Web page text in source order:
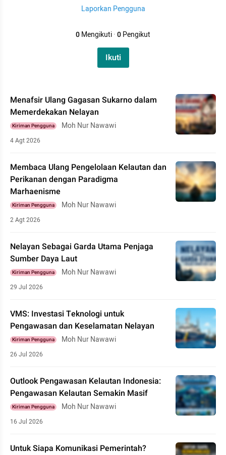
Laporkan Pengguna
0Mengikuti·0Pengikut
Ikuti
Menafsir Ulang Gagasan Sukarno dalam
Memerdekakan Nelayan
Kiriman Pengguna Moh Nur Nawawi
4 Agt 2026
Membaca Ulang Pengelolaan Kelautan dan
Perikanan dengan Paradigma
Marhaenisme
Kiriman Pengguna Moh Nur Nawawi
2 Agt 2026
Nelayan Sebagai Garda Utama Penjaga
Sumber Daya Laut
Kiriman Pengguna Moh Nur Nawawi
29 Jul 2026
VMS: Investasi Teknologi untuk
Pengawasan dan Keselamatan Nelayan
Kiriman Pengguna Moh Nur Nawawi
26 Jul 2026
Outlook Pengawasan Kelautan Indonesia:
Pengawasan Kelautan Semakin Masif
Kiriman Pengguna Moh Nur Nawawi
16 Jul 2026
Untuk Siapa Komunikasi Pemerintah?